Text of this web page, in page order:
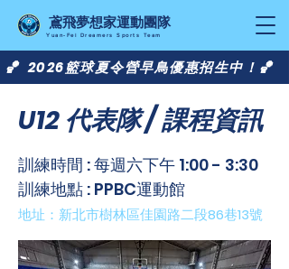
🏀 2026籃球夏令營早鳥優惠招生中！🏀
​鳶飛夢想家運動團隊
Yuan-Fei Dreamers Sports Team
U12 代表隊 / 課程資訊
​訓練時間 : 每週六下午 1:00 - 3:30
​訓練地點 : PPBC運動館
​地址：新北市樹林區佳園路二段86巷13號